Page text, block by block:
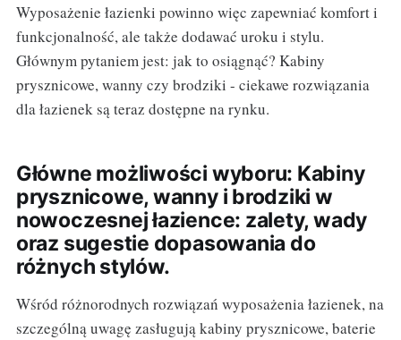
Wyposażenie łazienki powinno więc zapewniać komfort i
funkcjonalność, ale także dodawać uroku i stylu.
Głównym pytaniem jest: jak to osiągnąć? Kabiny
prysznicowe, wanny czy brodziki - ciekawe rozwiązania
dla łazienek są teraz dostępne na rynku.
Główne możliwości wyboru: Kabiny
prysznicowe, wanny i brodziki w
nowoczesnej łazience: zalety, wady
oraz sugestie dopasowania do
różnych stylów.
Wśród różnorodnych rozwiązań wyposażenia łazienek, na
szczególną uwagę zasługują kabiny prysznicowe, baterie